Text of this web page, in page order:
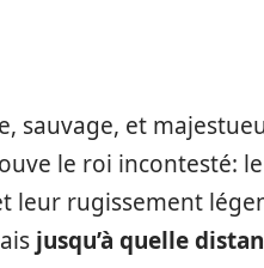
sauvage, et
le roi incontesté: le
leur rugissement
jusqu’à quelle